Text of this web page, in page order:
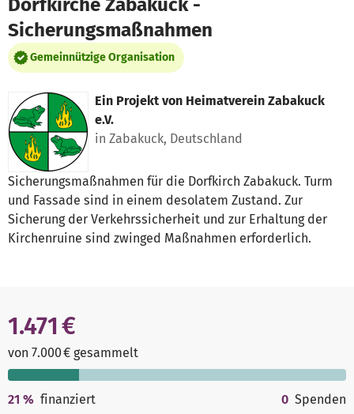
Sicherungsmaßnahmen
Gemeinnützige Organisation
Ein Projekt von Heimatverein Zabakuck
e.V.
in Zabakuck, Deutschland
Sicherungsmaßnahmen für die Dorfkirch Zabakuck. Turm
und Fassade sind in einem desolatem Zustand. Zur
Sicherung der Verkehrssicherheit und zur Erhaltung der
Kirchenruine sind zwinged Maßnahmen erforderlich.
1.471 €
von 7.000 € gesammelt
21 % finanziert 0 Spenden